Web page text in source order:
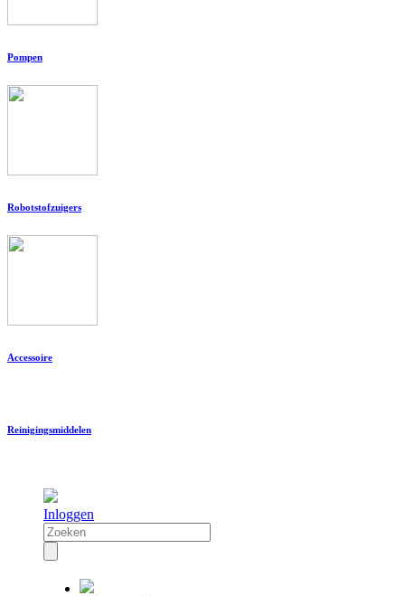
Pompen
Robotstofzuigers
Accessoire
Reinigingsmiddelen
Inloggen